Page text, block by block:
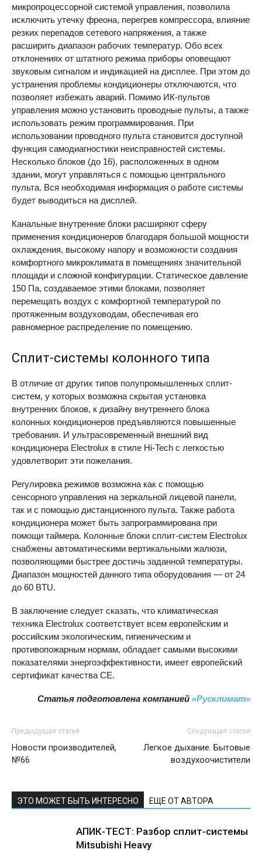
микропроцессорной системой управления, позволила
исключить утечку фреона, перегрев компрессора, влияние
резких перепадов сетевого напряжения, а также
расширить диапазон рабочих температур. Обо всех
отклонениях от штатного режима приборы оповещают
звуковым сигналом и индикацией на дисплее. При этом до
устранения проблемы кондиционеры отключаются, что
позволяет избежать аварий. Помимо ИК-пультов
управления можно установить проводные пульты, а также
использовать режим программирования. При
использовании проводного пульта становится доступной
функция самодиагностики неисправностей системы.
Несколько блоков (до 16), расположенных в одном
здании, могут управляться с помощью центрального
пульта. Вся необходимая информация о работе системы
будет выводиться на дисплей.
Канальные внутренние блоки расширяют сферу
применения кондиционеров благодаря большой мощности
охлаждения, высокому напору и возможности создания
комфортного микроклимата в помещениях значительной
площади и сложной конфигурации. Статическое давление
150 Па, создаваемое этими блоками, позволяет
перемещать воздух с комфортной температурой по
протяженным воздуховодам, обеспечивая его
равномерное распределение по помещению.
Сплит-системы колонного типа
В отличие от других типов полупромышленных сплит-
систем, у которых возможна скрытая установка
внутренних блоков, к дизайну внутреннего блока
колонных кондиционеров предъявляются повышенные
требования. И ультрасовременный внешний вид
кондиционера Electrolux в стиле Hi-Tech с легкостью
удовлетворит эти пожелания.
Регулировка режимов возможна как с помощью
сенсорного управления на зеркальной лицевой панели,
так и с помощью дистанционного пульта. Также работа
кондиционера может быть запрограммирована при
помощи таймера. Колонные блоки сплит-систем Electrolux
снабжены автоматическими вертикальными жалюзи,
позволяющими быстрее достичь заданной температуры.
Диапазон мощностей данного типа оборудования — от 24
до 60 BTU.
В заключение следует сказать, что климатическая
техника Electrolux соответствует всем европейским и
российским экологическим, гигиеническим и
противопожарным нормам, обладает самыми высокими
показателями энергоэффективности, имеет европейский
сертификат качества CE.
Статья подготовлена компанией «Русклимат»
Предыдущая статья
Новости производителей,
№66
Следующая статья
Легкое дыхание. Бытовые
воздухоочистители
ЭТО МОЖЕТ БЫТЬ ИНТЕРЕСНО ЕЩЕ ОТ АВТОРА
АПИК-ТЕСТ: Разбор сплит-системы
Mitsubishi Heavy